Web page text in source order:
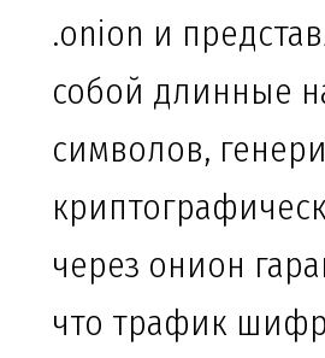
.onion и
собой длинные
символов,
через онион
что трафик